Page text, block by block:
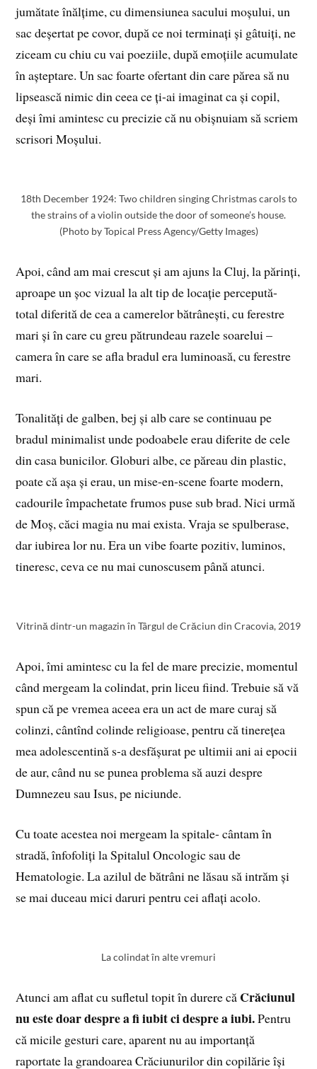
jumătate înălțime, cu dimensiunea sacului moșului, un
sac deșertat pe covor, după ce noi terminați și gâtuiți, ne
ziceam cu chiu cu vai poeziile, după emoțiile acumulate
în așteptare. Un sac foarte ofertant din care părea să nu
lipsească nimic din ceea ce ți-ai imaginat ca și copil,
deși îmi amintesc cu precizie că nu obișnuiam să scriem
scrisori Moșului.
18th December 1924: Two children singing Christmas carols to
the strains of a violin outside the door of someone’s house.
(Photo by Topical Press Agency/Getty Images)
Apoi, când am mai crescut și am ajuns la Cluj, la părinți,
aproape un șoc vizual la alt tip de locație percepută-
total diferită de cea a camerelor bătrânești, cu ferestre
mari și în care cu greu pătrundeau razele soarelui –
camera în care se afla bradul era luminoasă, cu ferestre
mari.
Tonalități de galben, bej și alb care se continuau pe
bradul minimalist unde podoabele erau diferite de cele
din casa bunicilor. Globuri albe, ce păreau din plastic,
poate că așa și erau, un mise-en-scene foarte modern,
cadourile împachetate frumos puse sub brad. Nici urmă
de Moș, căci magia nu mai exista. Vraja se spulberase,
dar iubirea lor nu. Era un vibe foarte pozitiv, luminos,
tineresc, ceva ce nu mai cunoscusem până atunci.
Vitrină dintr-un magazin în Târgul de Crăciun din Cracovia, 2019
Apoi, îmi amintesc cu la fel de mare precizie, momentul
când mergeam la colindat, prin liceu fiind. Trebuie să vă
spun că pe vremea aceea era un act de mare curaj să
colinzi, cântînd colinde religioase, pentru că tinerețea
mea adolescentină s-a desfășurat pe ultimii ani ai epocii
de aur, când nu se punea problema să auzi despre
Dumnezeu sau Isus, pe niciunde.
Cu toate acestea noi mergeam la spitale- cântam în
stradă, înfofoliți la Spitalul Oncologic sau de
Hematologie. La azilul de bătrâni ne lăsau să intrăm și
se mai duceau mici daruri pentru cei aflați acolo.
La colindat în alte vremuri
Atunci am aflat cu sufletul topit în durere că Crăciunul
nu este doar despre a fi iubit ci despre a iubi.Pentru
că micile gesturi care, aparent nu au importanță
raportate la grandoarea Crăciunurilor din copilărie își